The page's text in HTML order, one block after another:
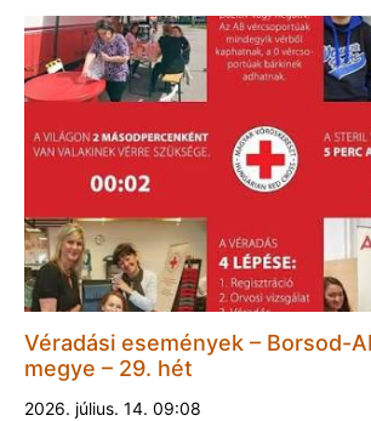
Véradási események – Borsod-
megye – 29. hét
2026. július. 14. 09:08